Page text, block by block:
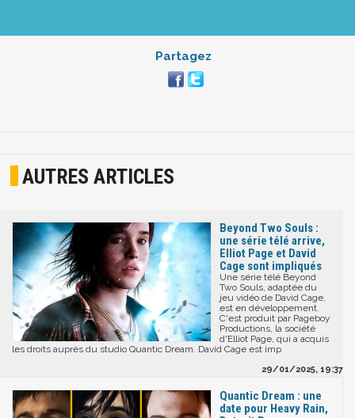
Partagez
AUTRES ARTICLES
Beyond Two Souls :
une série télé arrive,
Elliot Page et David
Cage sont impliqués
Une série télé Beyond
Two Souls, adaptée du
jeu vidéo de David Cage,
est en développement.
C'est produit par Pageboy
Productions, la société
d'Elliot Page, qui a acquis
les droits auprès du studio Quantic Dream. David Cage est imp
29/01/2025, 19:37
Quantic Dream : une
date pour Heavy Rain,